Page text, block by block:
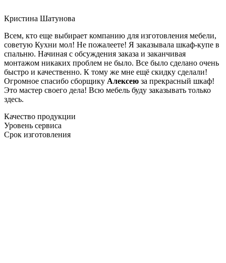
Кристина Шатунова
Всем, кто еще выбирает компанию для изготовления мебели,
советую Кухни мол! Не пожалеете! Я заказывала шкаф-купе в
спальню. Начиная с обсуждения заказа и заканчивая
монтажом никаких проблем не было. Все было сделано очень
быстро и качественно. К тому же мне ещё скидку сделали!
Огромное спасибо сборщику Алексею за прекрасный шкаф!
Это мастер своего дела! Всю мебель буду заказывать только
здесь.
Качество продукции
Уровень сервиса
Срок изготовления